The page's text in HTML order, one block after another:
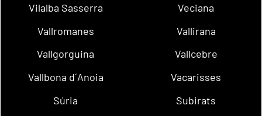
Vilalba Sasserra
Veciana
Vallromanes
Vallirana
Vallgorguina
Vallcebre
Vallbona d´Anoia
Vacarisses
Súria
Subirats